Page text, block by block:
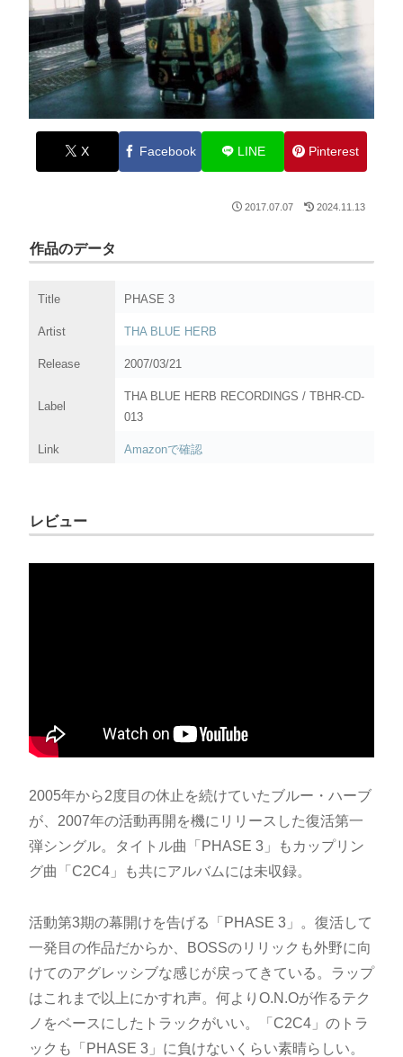
X Facebook LINE Pinterest
2017.07.07 2024.11.13
作品のデータ
Title PHASE 3
Artist THA BLUE HERB
Release 2007/03/21
Label
THA BLUE HERB RECORDINGS / TBHR-CD-
013
Link Amazonで確認
レビュー
2005年から2度目の休止を続けていたブルー・ハーブ
が、2007年の活動再開を機にリリースした復活第一
弾シングル。タイトル曲「PHASE 3」もカップリン
グ曲「C2C4」も共にアルバムには未収録。
活動第3期の幕開けを告げる「PHASE 3」。復活して
一発目の作品だからか、BOSSのリリックも外野に向
けてのアグレッシブな感じが戻ってきている。ラップ
はこれまで以上にかすれ声。何よりO.N.Oが作るテク
ノをベースにしたトラックがいい。「C2C4」のトラ
ックも「PHASE 3」に負けないくらい素晴らしい。